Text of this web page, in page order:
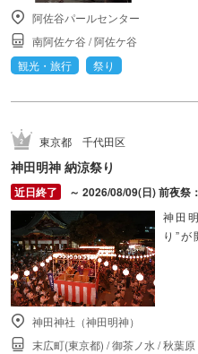
阿佐谷パールセンター
南阿佐ケ谷 /阿佐ケ谷
観光・旅行
祭り
東京都 千代田区
神田明神 納涼祭り
～ 2026/08/09(日) 前夜祭：2026/08/
神田
り”が
神田神社（神田明神）
末広町(東京都) /御茶ノ水 /秋葉原